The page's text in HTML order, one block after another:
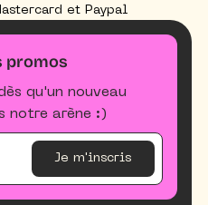
et Paypal
promos
qu'un nouveau
notre arène :)
Je m'inscris